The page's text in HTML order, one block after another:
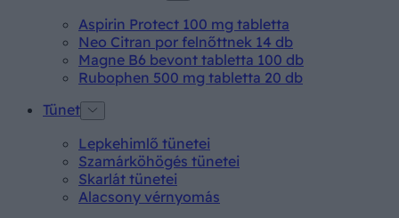
Aspirin Protect 100 mg tabletta
Neo Citran por felnőttnek 14 db
Magne B6 bevont tabletta 100 db
Rubophen 500 mg tabletta 20 db
Tünet
Lepkehimlő tünetei
Szamárköhögés tünetei
Skarlát tünetei
Alacsony vérnyomás